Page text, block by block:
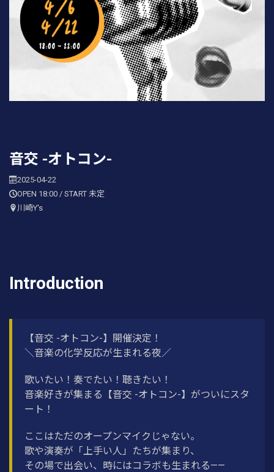
音交 -オトコン-
2025-04-22
OPEN 18:00 / START 未定
川崎Y's
Introduction
【音交 -オトコン-】開催決定！
＼音楽の化学反応が生まれる夜／
歌いたい！奏でたい！聴きたい！
音楽好きが集まる【音交 -オトコン-】がついにスタ
ート！
ここはただのオープンマイクじゃない。
歌や演奏が「上手い人」たちが集まり、
その場で出会い、時にはコラボも生まれる——